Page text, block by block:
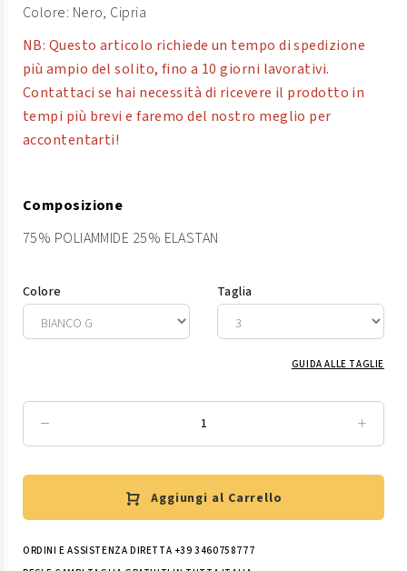
Colore: Nero, Cipria
NB: Questo articolo richiede un tempo di spedizione
più ampio del solito, fino a 10 giorni lavorativi.
Contattaci se hai necessità di ricevere il prodotto in
tempi più brevi e faremo del nostro meglio per
accontentarti!
Composizione
75% POLIAMMIDE 25% ELASTAN
Colore Taglia
GUIDA ALLE TAGLIE
Aggiungi al Carrello
ORDINI E ASSISTENZA DIRETTA +39 3460758777